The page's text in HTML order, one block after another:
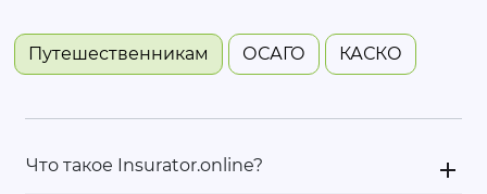
Путешественникам ОСАГО КАСКО
Что такое Insurator.online?